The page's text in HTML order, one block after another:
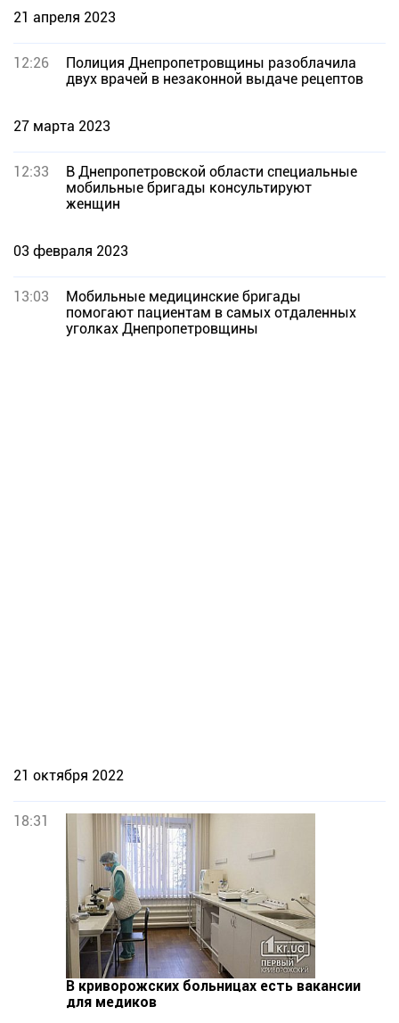
21 апреля 2023
12:26
Полиция Днепропетровщины разоблачила
двух врачей в незаконной выдаче рецептов
27 марта 2023
12:33
В Днепропетровской области специальные
мобильные бригады консультируют
женщин
03 февраля 2023
13:03
Мобильные медицинские бригады
помогают пациентам в самых отдаленных
уголках Днепропетровщины
21 октября 2022
18:31
В криворожских больницах есть вакансии
для медиков